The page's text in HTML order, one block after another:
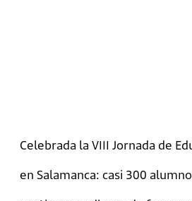
Celebrada la VIII Jornada de
en Salamanca: casi 300